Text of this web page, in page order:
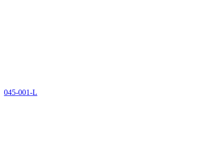
045-001-L